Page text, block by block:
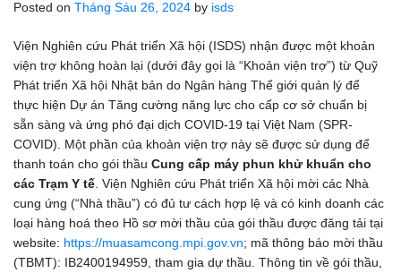
Posted on Tháng Sáu 26, 2024 by isds
Viện Nghiên cứu Phát triển Xã hội (ISDS) nhận được một khoản
viện trợ không hoàn lại (dưới đây gọi là “Khoản viện trợ”) từ Quỹ
Phát triển Xã hội Nhật bản do Ngân hàng Thế giới quản lý để
thực hiện Dự án Tăng cường năng lực cho cấp cơ sở chuẩn bị
sẵn sàng và ứng phó đại dịch COVID-19 tại Việt Nam (SPR-
COVID). Một phần của khoản viện trợ này sẽ được sử dụng để
thanh toán cho gói thầu Cung cấp máy phun khử khuẩn cho
các Trạm Y tế . Viện Nghiên cứu Phát triển Xã hội mời các Nhà
cung ứng (“Nhà thầu”) có đủ tư cách hợp lệ và có kinh doanh các
loại hàng hoá theo Hồ sơ mời thầu của gói thầu được đăng tải tại
website: https://muasamcong.mpi.gov.vn; mã thông báo mời thầu
(TBMT): IB2400194959, tham gia dự thầu. Thông tin về gói thầu,